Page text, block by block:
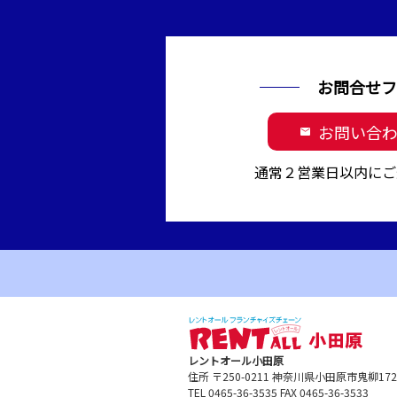
お問合せ
mail お問い合
通常２営業日以内に
レントオール小田原
住所 〒250-0211 神奈川県小田原市鬼柳
TEL 0465-36-3535 FAX 0465-36-3533